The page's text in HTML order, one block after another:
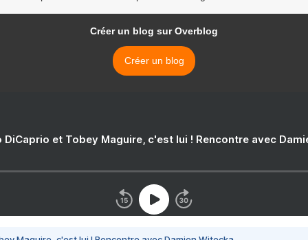
Créer un blog sur Overblog
Créer un blog
DiCaprio et Tobey Maguire, c'est lui ! Rencontre avec